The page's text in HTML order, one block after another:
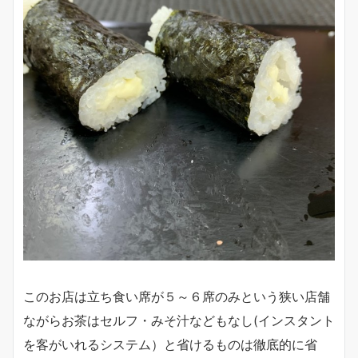
このお店は立ち食い席が５～６席のみという狭い店舗
ながらお茶はセルフ・みそ汁などもなし(インスタント
を客がいれるシステム）と省けるものは徹底的に省